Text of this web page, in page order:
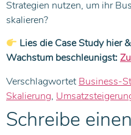
Strategien nutzen, um ihr
skalieren?
Lies die Case Study hier
Wachstum beschleunigst:
Verschlagwortet Business-
Skalierung,
Schreibe